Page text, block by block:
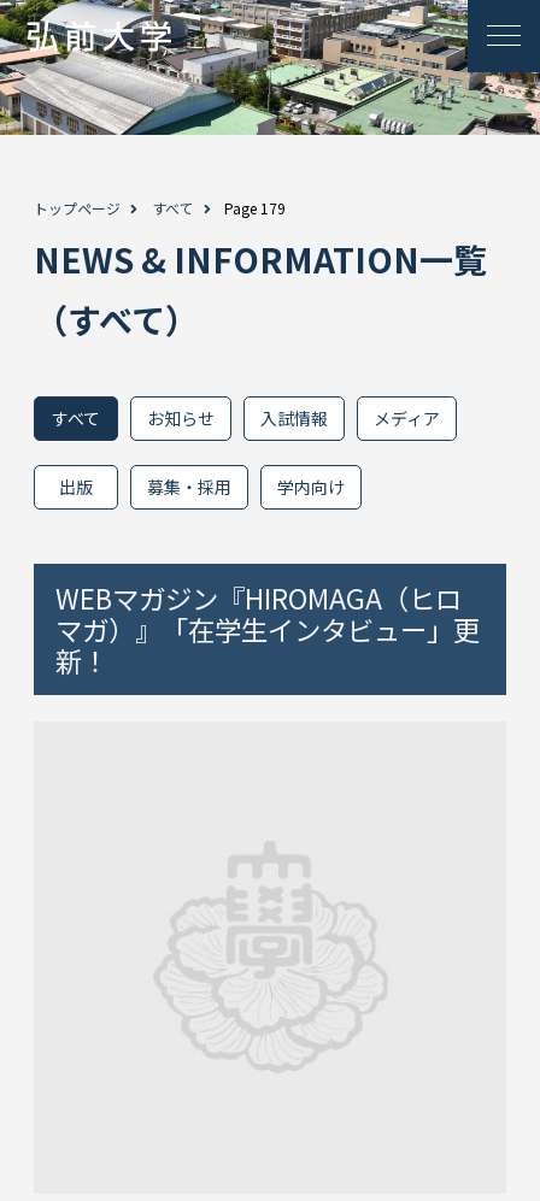
トップページ すべて Page 179
NEWS & INFORMATION一覧
（すべて）
すべて お知らせ 入試情報 メディア
出版 募集・採用 学内向け
WEBマガジン『HIROMAGA（ヒロ
マガ）』「在学生インタビュー」更
新！